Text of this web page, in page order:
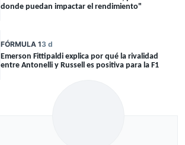
donde puedan impactar el rendimiento"
FÓRMULA 13 d
Emerson Fittipaldi explica por qué la rivalidad
entre Antonelli y Russell es positiva para la F1